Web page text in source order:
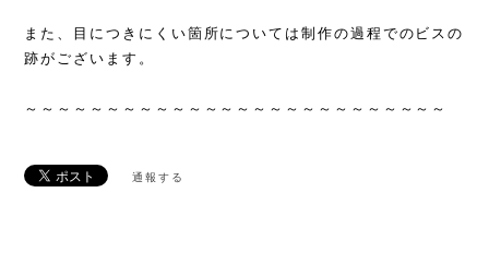
また、目につきにくい箇所については制作の過程でのビスの
跡がございます。
～～～～～～～～～～～～～～～～～～～～～～～～～～
通報する